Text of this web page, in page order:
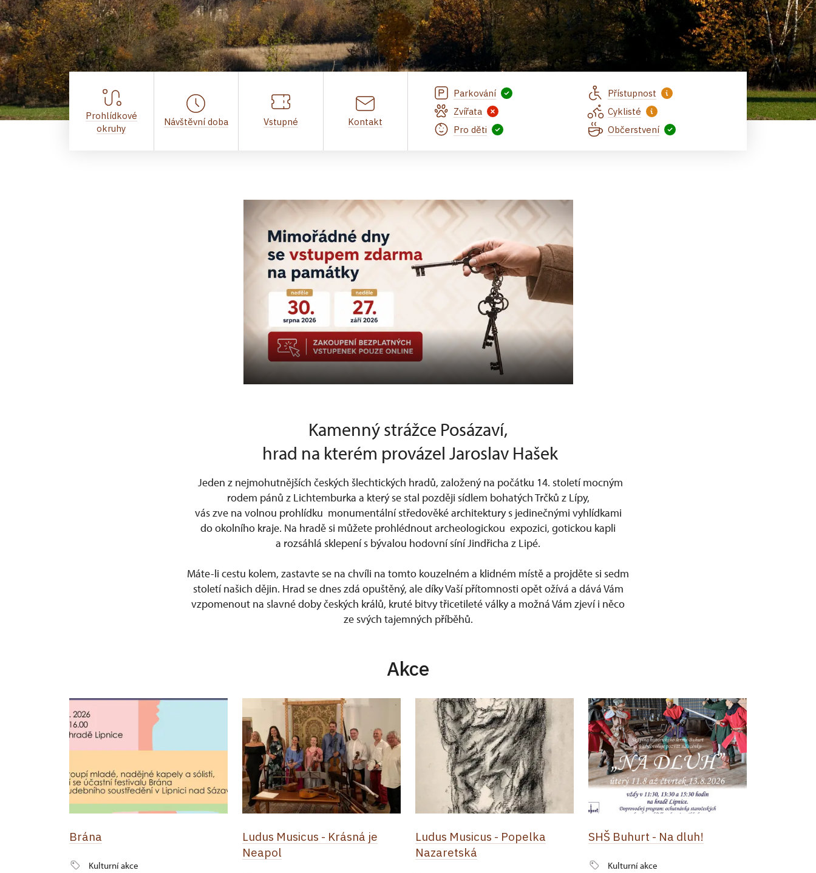
Prohlídkové
okruhy
Návštěvní doba Vstupné Kontakt
Parkování
Přístupnost
Zvířata
Cyklisté
Pro děti
Občerstvení
Kamenný strážce Posázaví,
hrad na kterém provázel Jaroslav Hašek
Jeden z nejmohutnějších českých šlechtických hradů, založený na počátku 14. století mocným
rodem pánů z Lichtemburka a který se stal později sídlem bohatých Trčků z Lípy,
vás zve na volnou prohlídku monumentální středověké architektury s jedinečnými vyhlídkami
do okolního kraje. Na hradě si můžete prohlédnout archeologickou expozici, gotickou kapli
a rozsáhlá sklepení s bývalou hodovní síní Jindřicha z Lipé.
Máte-li cestu kolem, zastavte se na chvíli na tomto kouzelném a klidném místě a projděte si sedm
století našich dějin. Hrad se dnes zdá opuštěný, ale díky Vaší přítomnosti opět ožívá a dává Vám
vzpomenout na slavné doby českých králů, kruté bitvy třicetileté války a možná Vám zjeví i něco
ze svých tajemných příběhů.
Akce
Brána
Kulturní akce
Ludus Musicus - Krásná je
Neapol
Ludus Musicus - Popelka
Nazaretská
SHŠ Buhurt - Na dluh!
Kulturní akce